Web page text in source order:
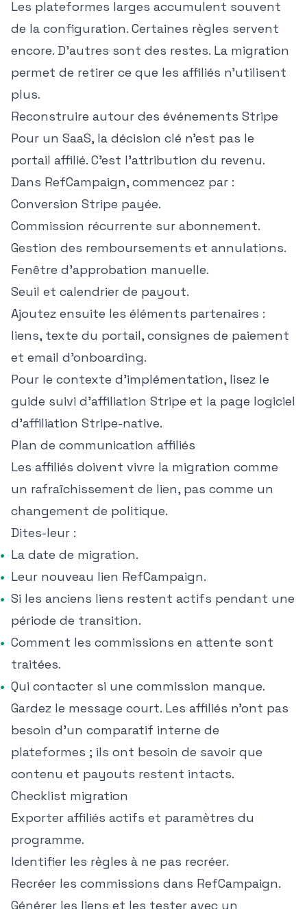
Les plateformes larges accumulent souvent
de la configuration. Certaines règles servent
encore. D'autres sont des restes. La migration
permet de retirer ce que les affiliés n'utilisent
plus.
Reconstruire autour des événements Stripe
Pour un SaaS, la décision clé n'est pas le
portail affilié. C'est l'attribution du revenu.
Dans RefCampaign, commencez par :
Conversion Stripe payée.
Commission récurrente sur abonnement.
Gestion des remboursements et annulations.
Fenêtre d'approbation manuelle.
Seuil et calendrier de payout.
Ajoutez ensuite les éléments partenaires :
liens, texte du portail, consignes de paiement
et email d'onboarding.
Pour le contexte d'implémentation, lisez le
guide suivi d'affiliation Stripe et la page logiciel
d'affiliation Stripe-native.
Plan de communication affiliés
Les affiliés doivent vivre la migration comme
un rafraîchissement de lien, pas comme un
changement de politique.
Dites-leur :
La date de migration.
Leur nouveau lien RefCampaign.
Si les anciens liens restent actifs pendant une
période de transition.
Comment les commissions en attente sont
traitées.
Qui contacter si une commission manque.
Gardez le message court. Les affiliés n'ont pas
besoin d'un comparatif interne de
plateformes ; ils ont besoin de savoir que
contenu et payouts restent intacts.
Checklist migration
Exporter affiliés actifs et paramètres du
programme.
Identifier les règles à ne pas recréer.
Recréer les commissions dans RefCampaign.
Générer les liens et les tester avec un